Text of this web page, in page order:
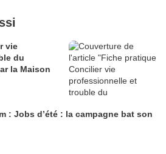
vie
du
la Maison
: Jobs d’été : la campagne bat son